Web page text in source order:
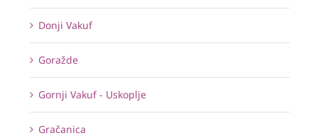
Donji Vakuf
Goražde
Gornji Vakuf - Uskoplje
Gračanica